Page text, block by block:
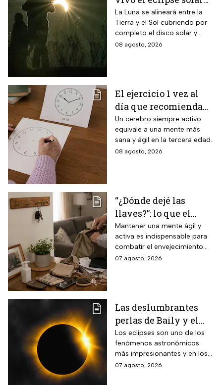
en México?
La Luna se alineará entre la
Tierra y el Sol cubriendo por
completo el disco solar y
generará oscuridad diurna, un
08 agosto, 2026
El ejercicio 1 vez al
día que recomienda
INAPAM para adultos
mayores para mejorar
la percepción motora
y la capacidad de
Un cerebro siempre activo
equivale a una mente más
sana y ágil en la tercera edad.
08 agosto, 2026
“¿Dónde dejé las
llaves?”: lo que el
INAPAM advierte
sobre los 3 olvidos
comunes que no
debes ignorar en la
Mantener una mente ágil y
activa es indispensable para
combatir el envejecimiento
natural del cerebro.
07 agosto, 2026
Las deslumbrantes
perlas de Baily y el
anillo de diamantes
que se verán en el
eclipse solar total
Los eclipses son uno de los
fenómenos astronómicos
más impresionantes y en los
próximos días habrá un
07 agosto, 2026